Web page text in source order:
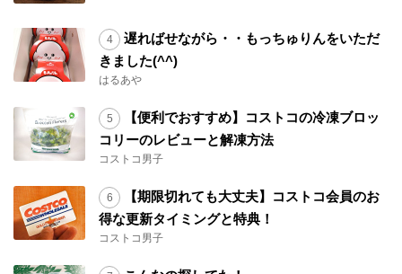
遅ればせながら・・もっちゅりんをいただ
きました(^^)
はるあや
【便利でおすすめ】コストコの冷凍ブロッ
コリーのレビューと解凍方法
コストコ男子
【期限切れても大丈夫】コストコ会員のお
得な更新タイミングと特典！
コストコ男子